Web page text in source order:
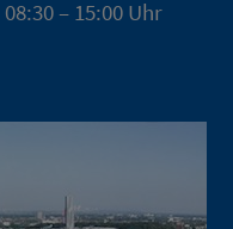
– 15:00 Uhr